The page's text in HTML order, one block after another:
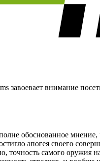
завоевает внимание
обоснованное мнение,
апогея своего
точность самого оружия